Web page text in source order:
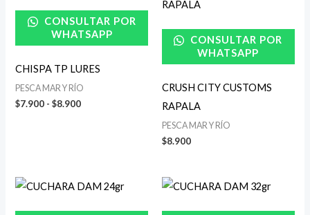
CONSULTAR POR
WHATSAPP
CHISPA TP LURES
PESCA MAR Y RÍO
$7.900 - $8.900
desde
$7.900
hasta
CONSULTAR POR
WHATSAPP
CRUSH CITY CUSTOMS
RAPALA
PESCA MAR Y RÍO
$8.900